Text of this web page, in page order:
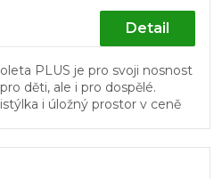
Detail
PLUS je pro svoji nosnost
děti, ale i pro dospělé.
i úložný prostor v ceně